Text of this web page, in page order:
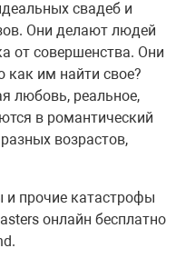
свадеб и
Они делают людей
от совершенства. Они
как им найти свое?
любовь, реальное,
в романтический
возрастов,
прочие катастрофы
онлайн бесплатно